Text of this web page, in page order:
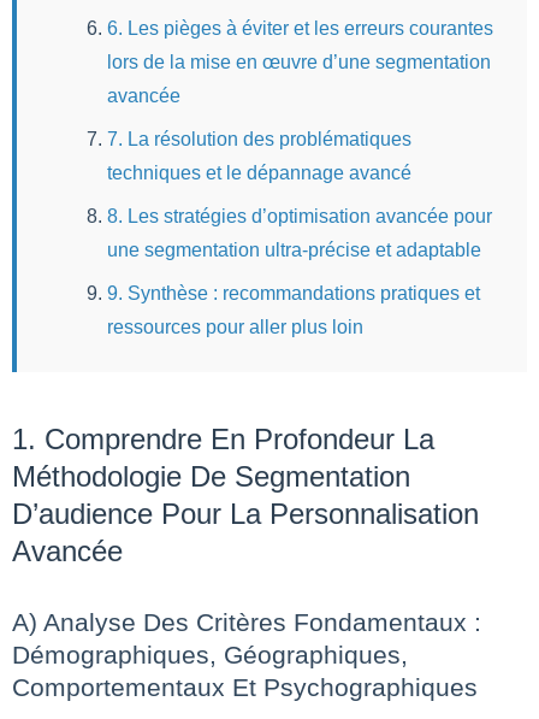
6. Les pièges à éviter et les erreurs courantes
lors de la mise en œuvre d’une segmentation
avancée
7. La résolution des problématiques
techniques et le dépannage avancé
8. Les stratégies d’optimisation avancée pour
une segmentation ultra-précise et adaptable
9. Synthèse : recommandations pratiques et
ressources pour aller plus loin
1. Comprendre En Profondeur La
Méthodologie De Segmentation
D’audience Pour La Personnalisation
Avancée
A) Analyse Des Critères Fondamentaux :
Démographiques, Géographiques,
Comportementaux Et Psychographiques